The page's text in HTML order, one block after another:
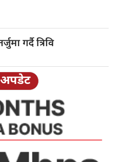
गर्दै त्रिवि